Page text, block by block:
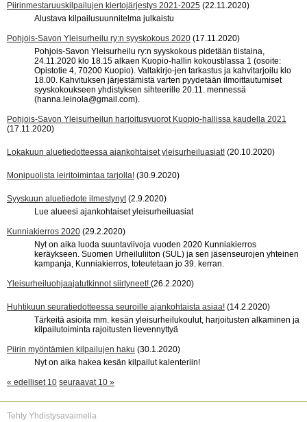
Piirinmestaruuskilpailujen kiertojärjestys 2021-2025 (22.11.2020)
Alustava kilpailusuunnitelma julkaistu
Pohjois-Savon Yleisurheilu ry:n syyskokous 2020 (17.11.2020)
Pohjois-Savon Yleisurheilu ry:n syyskokous pidetään tiistaina,
24.11.2020 klo 18.15 alkaen Kuopio-hallin kokoustilassa 1 (osoite:
Opistotie 4, 70200 Kuopio). Valtakirjo-jen tarkastus ja kahvitarjoilu klo
18.00. Kahvituksen järjestämistä varten pyydetään ilmoittautumiset
syyskokoukseen yhdistyksen sihteerille 20.11. mennessä
(hanna.leinola@gmail.com).
Pohjois-Savon Yleisurheilun harjoitusvuorot Kuopio-hallissa kaudella 2021
(17.11.2020)
Lokakuun aluetiedotteessa ajankohtaiset yleisurheiluasiat! (20.10.2020)
Monipuolista leiritoimintaa tarjolla! (30.9.2020)
Syyskuun aluetiedote ilmestynyt (2.9.2020)
Lue alueesi ajankohtaiset yleisurheiluasiat
Kunniakierros 2020 (29.2.2020)
Nyt on aika luoda suuntaviivoja vuoden 2020 Kunniakierros
keräykseen. Suomen Urheiluliiton (SUL) ja sen jäsenseurojen yhteinen
kampanja, Kunniakierros, toteutetaan jo 39. kerran.
Yleisurheiluohjaajatutkinnot siirtyneet! (26.2.2020)
Huhtikuun seuratiedotteessa seuroille ajankohtaista asiaa! (14.2.2020)
Tärkeitä asioita mm. kesän yleisurheilukoulut, harjoitusten alkaminen ja
kilpailutoiminta rajoitusten lievennyttyä
Piirin myöntämien kilpailujen haku (30.1.2020)
Nyt on aika hakea kesän kilpailut kalenteriin!
« edelliset 10 seuraavat 10 »
Tehty Yhdistysavaimella